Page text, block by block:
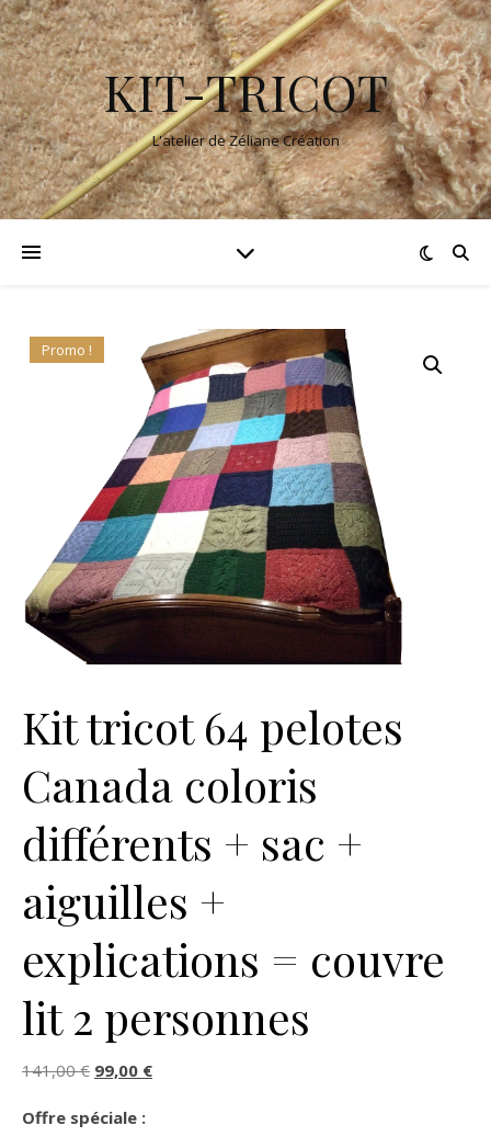
KIT-TRICOT
L'atelier de Zéliane Création
Promo !
Kit tricot 64 pelotes
Canada coloris
différents + sac +
aiguilles +
explications = couvre
lit 2 personnes
141,00€ Le prix initial était : 141,00 €.
99,00 €Le prix actuel est : 99,00 €.
Offre spéciale :